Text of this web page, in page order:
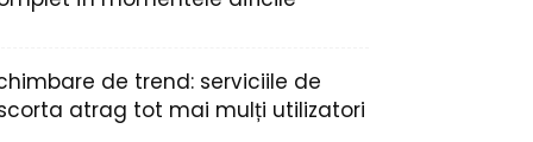
de trend: serviciile de
atrag tot mai mulți utilizatori